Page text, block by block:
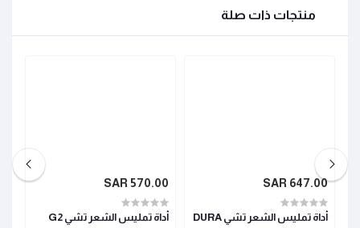
منتجات ذات صلة
647.00 SAR
أداة تمليس الشعر تشي DURA
570.00 SAR
أداة تمليس الشعر تشي G2